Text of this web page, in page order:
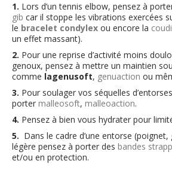
1. Lors d’un tennis elbow, pensez à
gib car il stoppe les vibrations exercées
le bracelet condylex ou encore la
un effet massant).
2. Pour une reprise d’activité moins
genoux, pensez à mettre un maintien
comme lagenusoft, genuaction ou
3. Pour soulager vos séquelles
porter malleosoft, malleoaction.
4. Pensez à bien vous hydrater pour
5. Dans le cadre d’une entorse (poignet,
légère pensez à porter des bandes
et/ou en protection.